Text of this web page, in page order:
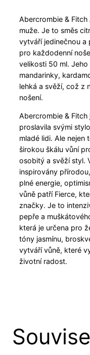
Abercrombie &
muže. Je to směs
vytváří jedinečnou a
pro každodenní
velikosti 50 ml.
mandarinky,
lehká a svěží, což z
nošení.
Abercrombie &
proslavila svými
mladé lidi. Ale nejen
širokou škálu vůní
osobitý a svěží styl.
inspirovány
plné energie,
vůně patří Fierce,
značky. Je to
pepře a
která je určena pro
tóny jasmínu,
vytváří vůně, které
životní radost.